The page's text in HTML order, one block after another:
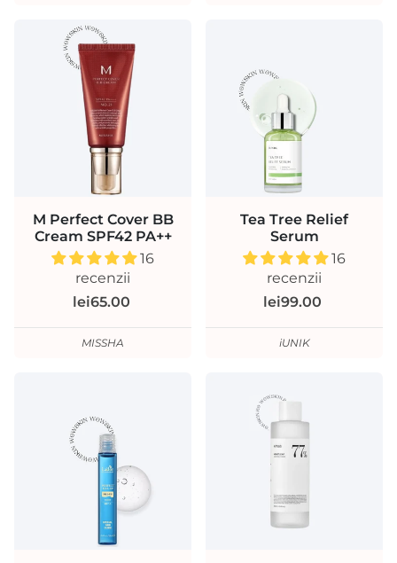
M Perfect Cover BB
Cream SPF42 PA++
16
recenzii
lei65.00
MISSHA
Tea Tree Relief
Serum
16
recenzii
lei99.00
iUNIK